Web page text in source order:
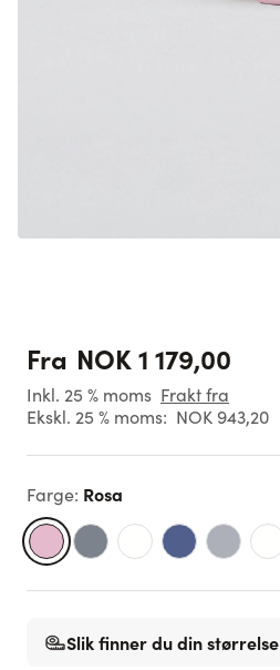
Fra NOK 1 179,00
Inkl. 25 % moms Frakt fra
Ekskl. 25 % moms: NOK 943,20
Farge: Rosa
Slik finner du din størrelse